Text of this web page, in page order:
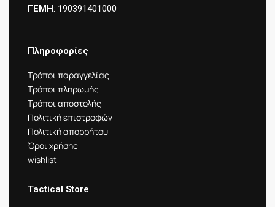
ΓΕΜΗ: 190391401000
Πληροφορίες
Τρόποι παραγγελίας
Τρόποι πληρωμής
Τρόποι αποστολής
Πολιτική επιστροφών
Πολιτική απορρήτου
Όροι χρήσης
wishlist
Tactical Store